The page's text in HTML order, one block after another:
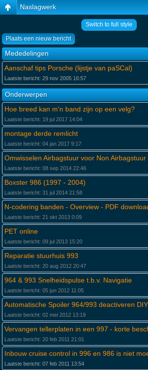
Naslagwerk
Switch to full style
Plaats een nieuw bericht
Mededelingen
Aanschaf tips Porsche (lijstje van paSCal)
Laatste bericht: 29 nov 2005 16:57
Onderwerpen
Hoe breed kan m'n band zijn op een velg?
Laatste bericht: 19 jul 2017 14:04
montage derde remlicht
Laatste bericht: 04 jan 2017 9:17
Omwisselen Airbagstuur voor Non Airbagstuur
Laatste bericht: 08 sep 2014 22:46
Boxster 986 (1997 - 2004)
Laatste bericht: 31 jul 2014 21:58
N-codering banden - Overview - PDF
Laatste bericht: 21 okt 2013 0:09
PET online
Laatste bericht: 09 jul 2013 15:20
Reparatie stuurhuis 993
Laatste bericht: 20 aug 2012 20:47
964 & 993 Snelheidspulse t.b.v. Navigatie
Laatste bericht: 05 jun 2012 11:05
Automatische Spoiler 964/993 deactiveren DIY
Laatste bericht: 02 mei 2012 13:19
Vervangen tellerplaten in een 997 - korte
Laatste bericht: 20 feb 2011 21:01
Inbouw cruise control in 996 en 986 is niet
Laatste bericht: 07 feb 2011 13:54